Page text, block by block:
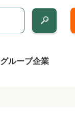
グループ企業